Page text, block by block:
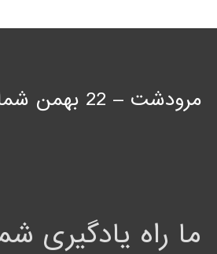
مرودشت – 22 بهمن شمالی
ما راه یادگیری